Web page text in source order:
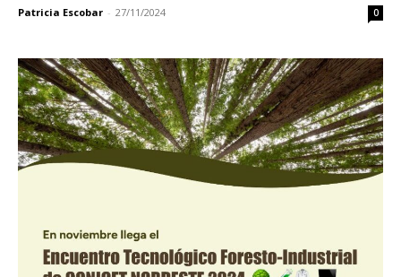
Patricia Escobar - 27/11/2024 0